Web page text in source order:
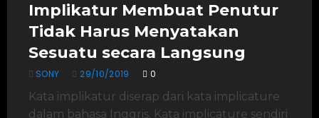
Implikatur Membuat Penutur
Tidak Harus Menyatakan
Sesuatu secara Langsung
SONY 29/10/2019 0
Kata implikatur diserap dari kata implicature
dalam bahasa Inggris. Kata implicature sendiri